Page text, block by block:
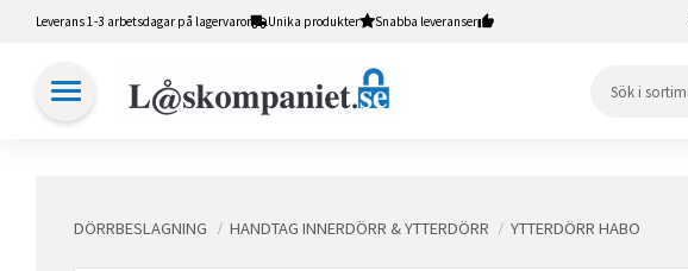
Leverans 1-3 arbetsdagar på lagervaror Unika produkter Snabba leveranser
DÖRRBESLAGNING HANDTAG INNERDÖRR & YTTERDÖRR YTTERDÖRR HABO